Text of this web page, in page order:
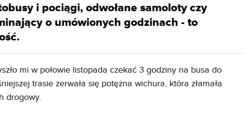
i pociągi, odwołane samoloty czy
o umówionych godzinach - to
mi w połowie listopada czekać 3 godziny na busa do
trasie zerwała się potężna wichura, która złamała
drogowy.